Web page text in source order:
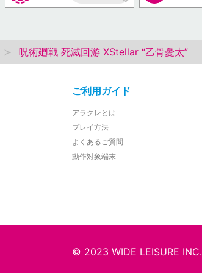
呪術廻戦 死滅回游 XStellar “乙骨憂太”
ご利用ガイド
アラクレとは
プレイ方法
よくあるご質問
動作対象端末
© 2023 WIDE LEISURE INC.